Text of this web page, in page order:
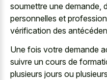
soumettre une demande,
personnelles et
vérification des
Une fois votre demande
suivre un cours de
plusieurs jours ou